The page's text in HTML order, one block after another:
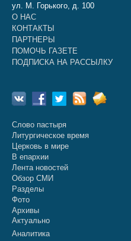
ул. М. Горького, д. 100
О НАС
КОНТАКТЫ
ПАРТНЕРЫ
ПОМОЧЬ ГАЗЕТЕ
ПОДПИСКА НА РАССЫЛКУ
Слово пастыря
Литургическое время
Церковь в мире
В епархии
Лента новостей
Обзор СМИ
Разделы
Фото
Архивы
Актуально
Аналитика